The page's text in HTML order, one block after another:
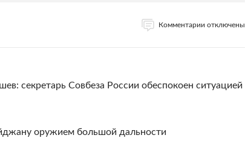
Комментарии отключены
секретарь Совбеза России обеспокоен ситуацией
оружием большой дальности